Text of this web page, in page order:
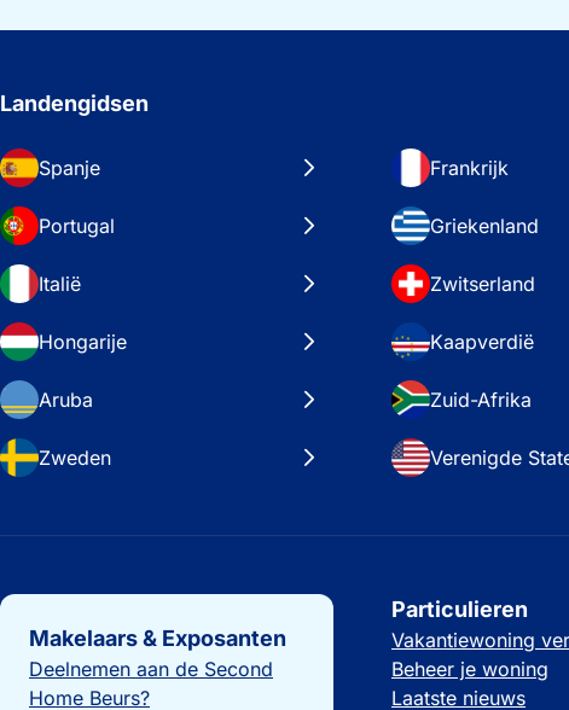
Landengidsen
Spanje Frankrijk
Portugal Griekenland
Italië Zwitserland
Hongarije Kaapverdië
Aruba Zuid-Afrika
Zweden Verenigde
Belangrijke links
Makelaars & Exposanten
Deelnemen aan de Second
Home Beurs?
Particulieren
Vakantiewoning
Beheer je woning
Laatste nieuws